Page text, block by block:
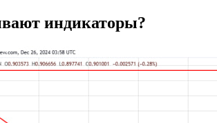
индикаторы?